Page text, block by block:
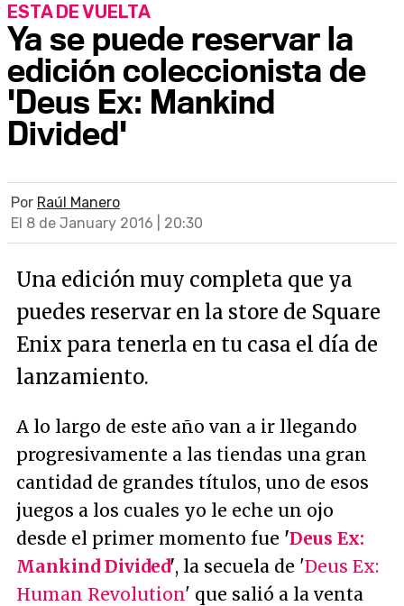
Ya se puede reservar la
edición coleccionista de
'Deus Ex: Mankind
Divided'
ESTA DE VUELTA
Por Raúl Manero
El 8 de January 2016 | 20:30
Una edición muy completa que ya
puedes reservar en la store de Square
Enix para tenerla en tu casa el día de
lanzamiento.
A lo largo de este año van a ir llegando
progresivamente a las tiendas una gran
cantidad de grandes títulos, uno de esos
juegos a los cuales yo le eche un ojo
desde el primer momento fue 'Deus Ex:
Mankind Divided', la secuela de 'Deus Ex:
Human Revolution' que salió a la venta